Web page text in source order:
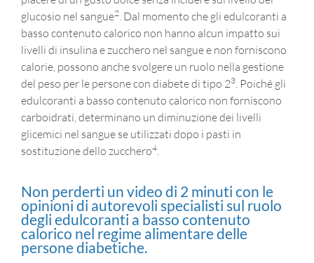
glucosio nel sangue2 . Dal momento che gli edulcoranti a
basso contenuto calorico non hanno alcun impatto sui
livelli di insulina e zucchero nel sangue e non forniscono
calorie, possono anche svolgere un ruolo nella gestione
del peso per le persone con diabete di tipo 23 . Poiché gli
edulcoranti a basso contenuto calorico non forniscono
carboidrati, determinano un diminuzione dei livelli
glicemici nel sangue se utilizzati dopo i pasti in
sostituzione dello zucchero4
Non perderti un video di 2 minuti con le
opinioni di autorevoli specialisti sul ruolo
degli edulcoranti a basso contenuto
calorico nel regime alimentare delle
persone diabetiche.